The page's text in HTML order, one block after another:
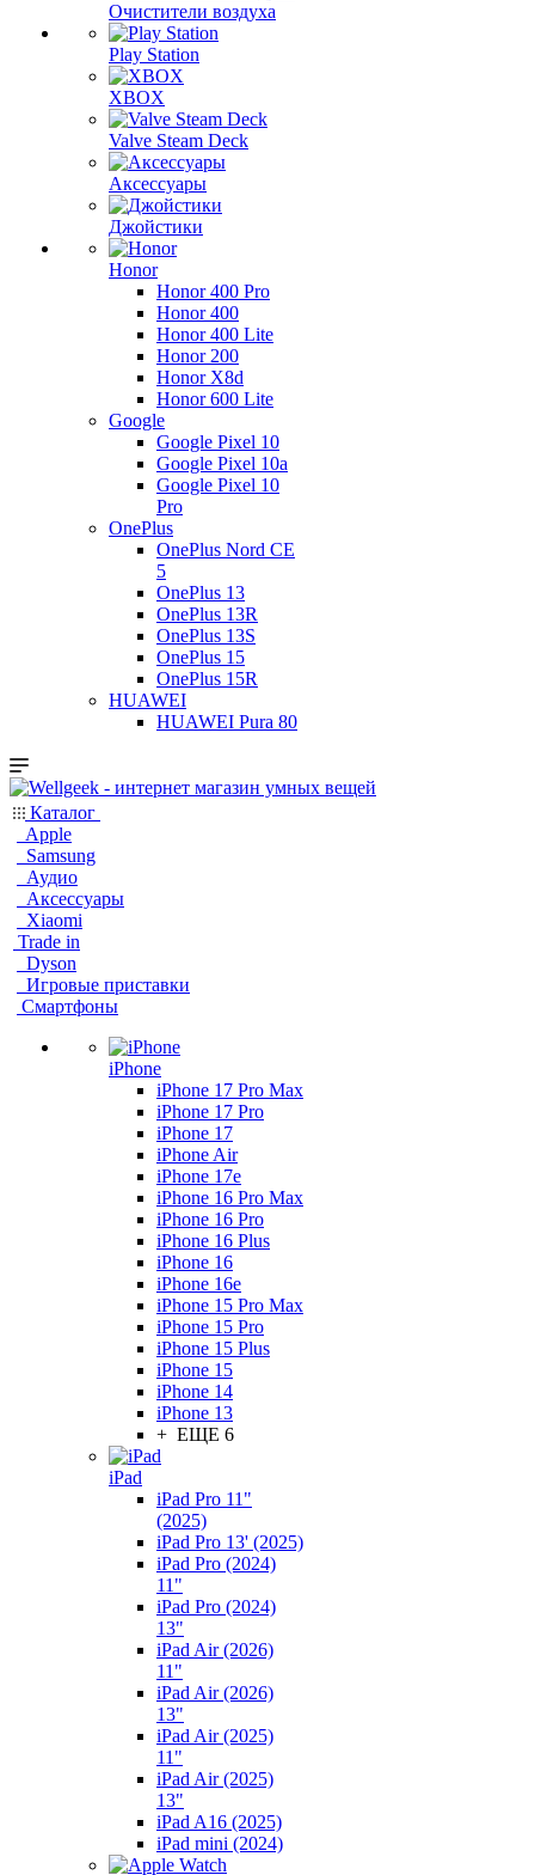
Очистители воздуха
Play Station
XBOX
Valve Steam Deck
Аксессуары
Джойстики
Honor
Honor 400 Pro
Honor 400
Honor 400 Lite
Honor 200
Honor X8d
Honor 600 Lite
Google
Google Pixel 10
Google Pixel 10a
Google Pixel 10
Pro
OnePlus
OnePlus Nord CE
5
OnePlus 13
OnePlus 13R
OnePlus 13S
OnePlus 15
OnePlus 15R
HUAWEI
HUAWEI Pura 80
Каталог
Apple
Samsung
Аудио
Аксессуары
Xiaomi
Trade in
Dyson
Игровые приставки
Смартфоны
iPhone
iPhone 17 Pro Max
iPhone 17 Pro
iPhone 17
iPhone Air
iPhone 17e
iPhone 16 Pro Max
iPhone 16 Pro
iPhone 16 Plus
iPhone 16
iPhone 16e
iPhone 15 Pro Max
iPhone 15 Pro
iPhone 15 Plus
iPhone 15
iPhone 14
iPhone 13
+ ЕЩЕ 6
iPad
iPad Pro 11"
(2025)
iPad Pro 13' (2025)
iPad Pro (2024)
11"
iPad Pro (2024)
13"
iPad Air (2026)
11"
iPad Air (2026)
13"
iPad Air (2025)
11"
iPad Air (2025)
13"
iPad A16 (2025)
iPad mini (2024)